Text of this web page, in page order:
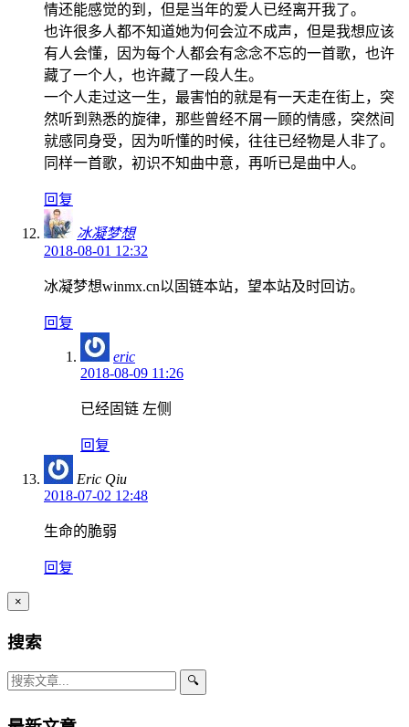
情还能感觉的到，但是当年的爱人已经离开我了。
也许很多人都不知道她为何会泣不成声，但是我想应该
有人会懂，因为每个人都会有念念不忘的一首歌，也许
藏了一个人，也许藏了一段人生。
一个人走过这一生，最害怕的就是有一天走在街上，突
然听到熟悉的旋律，那些曾经不屑一顾的情感，突然间
就感同身受，因为听懂的时候，往往已经物是人非了。
同样一首歌，初识不知曲中意，再听已是曲中人。
回复
冰凝梦想
2018-08-01 12:32
冰凝梦想winmx.cn以固链本站，望本站及时回访。
回复
eric
2018-08-09 11:26
已经固链 左侧
回复
Eric Qiu
2018-07-02 12:48
生命的脆弱
回复
×
搜索
🔍